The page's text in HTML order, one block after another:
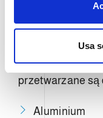
o
Usa
Na linii
przetwarzane są
Aluminium